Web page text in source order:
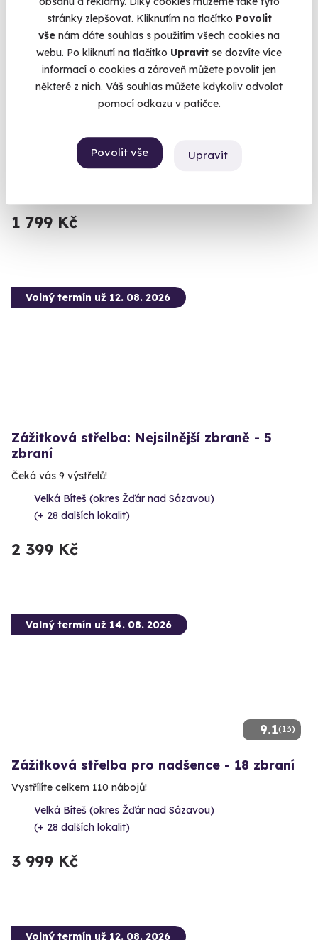
stránky zlepšovat. Kliknutím na tlačítko Povolit
vše nám dáte souhlas s použitím všech cookies na
webu. Po kliknutí na tlačítko Upravit se dozvíte více
informací o cookies a zároveň můžete povolit jen
některé z nich. Váš souhlas můžete kdykoliv odvolat
pomocí odkazu v patičce.
Povolit vše Upravit
9.6
Vystřílíte celkem 72 nábojů!
Velká Bíteš (okres Žďár nad Sázavou)
1 799 Kč
Volný termín už 12. 08. 2026
Zážitková střelba: Nejsilnější zbraně - 5
zbraní
Čeká vás 9 výstřelů!
Velká Bíteš (okres Žďár nad Sázavou)
(+ 28 dalších lokalit)
2 399 Kč
9.1(13)
Volný termín už 14. 08. 2026
Zážitková střelba pro nadšence - 18 zbraní
Vystřílíte celkem 110 nábojů!
Velká Bíteš (okres Žďár nad Sázavou)
(+ 28 dalších lokalit)
3 999 Kč
Volný termín už 12. 08. 2026